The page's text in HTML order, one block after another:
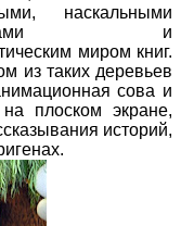
наскальными
и
миром книг.
из таких деревьев
сова и
на плоском экране,
историй,